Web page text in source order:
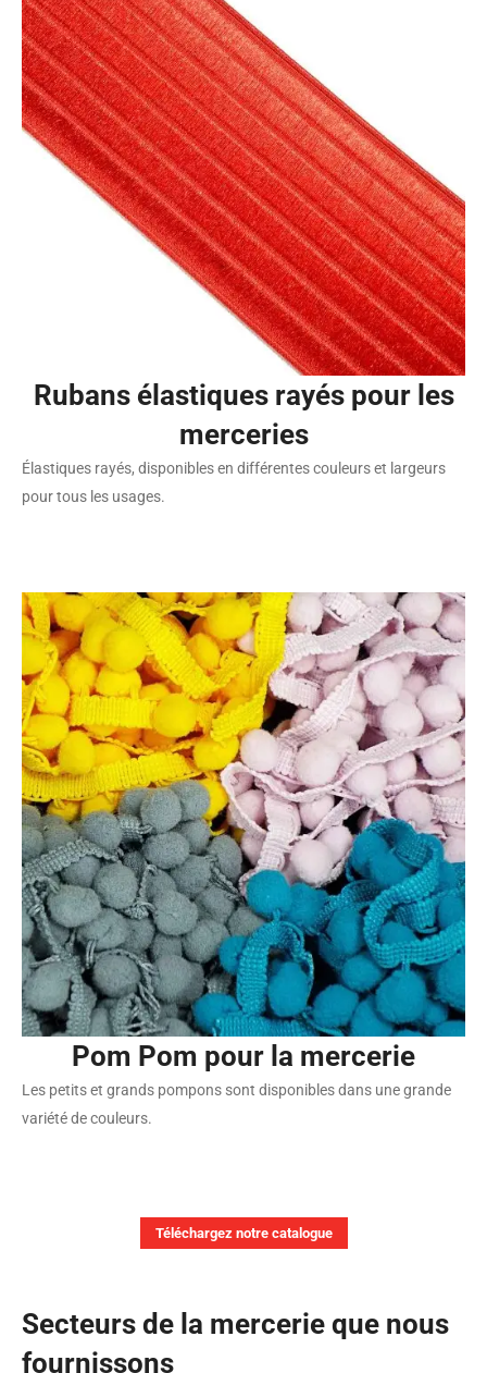
Rubans élastiques rayés pour les
merceries
Élastiques rayés, disponibles en différentes couleurs et largeurs
pour tous les usages.
Pom Pom pour la mercerie
Les petits et grands pompons sont disponibles dans une grande
variété de couleurs.
Téléchargez notre catalogue
Secteurs de la mercerie que nous
fournissons